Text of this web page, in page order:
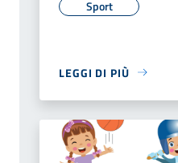
Sport
LEGGI DI PIÙ